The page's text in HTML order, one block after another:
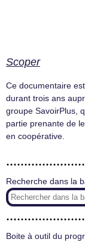
Scoper
Ce documentaire
durant trois ans
groupe SavoirPlus,
partie prenante de
en coopérative.
Recherche dans la
Boite à outil du